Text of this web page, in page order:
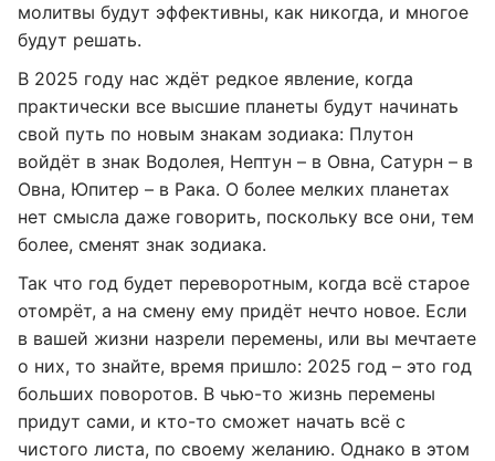
молитвы будут эффективны, как никогда, и многое
будут решать.
В 2025 году нас ждёт редкое явление, когда
практически все высшие планеты будут начинать
свой путь по новым знакам зодиака: Плутон
войдёт в знак Водолея, Нептун – в Овна, Сатурн – в
Овна, Юпитер – в Рака. О более мелких планетах
нет смысла даже говорить, поскольку все они, тем
более, сменят знак зодиака.
Так что год будет переворотным, когда всё старое
отомрёт, а на смену ему придёт нечто новое. Если
в вашей жизни назрели перемены, или вы мечтаете
о них, то знайте, время пришло: 2025 год – это год
больших поворотов. В чью-то жизнь перемены
придут сами, и кто-то сможет начать всё с
чистого листа, по своему желанию. Однако в этом